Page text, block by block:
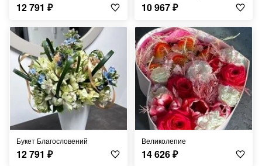
12 791 ₽ 10 967₽
Букет Благословений
12 791 ₽
Великолепие
14 626₽